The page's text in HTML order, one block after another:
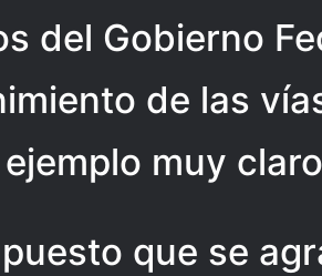
del Gobierno
de las
muy
que se